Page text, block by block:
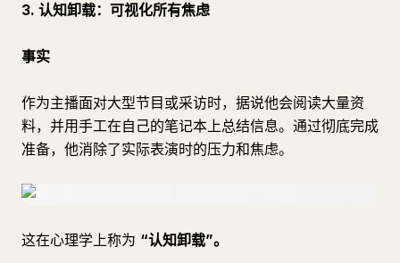
3. 认知卸载：可视化所有焦虑
事实
作为主播面对大型节目或采访时，据说他会阅读大量资
料，并用手工在自己的笔记本上总结信息。通过彻底完成
准备，他消除了实际表演时的压力和焦虑。
这在心理学上称为 “认知卸载”。